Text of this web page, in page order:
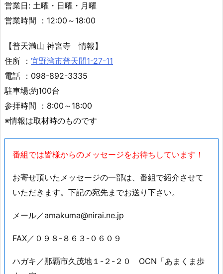
営業日: 土曜・日曜・月曜
営業時間 ：12:00～18:00
【普天満山 神宮寺 情報】
住所 ： 宜野湾市普天間1-27-11
電話 ：098-892-3335
駐車場:約100台
参拝時間 ：8:00～18:00
※情報は取材時のものです
番組では皆様からのメッセージをお待ちしています！
お寄せ頂いたメッセージの一部は、番組で紹介させて
いただきます。下記の宛先までお送り下さい。
メール／amakuma@nirai.ne.jp
FAX／０９８-８６３-０６０９
ハガキ／那覇市久茂地１-２-２０ OCN「あまくま歩